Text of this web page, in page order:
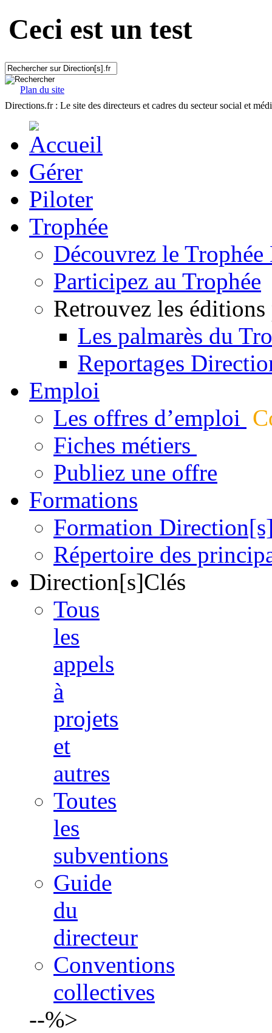
Ceci est un test
Plan du site
Directions.fr : Le site des directeurs et cadres du secteur social et
Gérer
Piloter
Trophée
Découvrez le
Participez au Trophée
Retrouvez les éditions
Les palmarès du
Reportages
Emploi
Les offres d’emploi
Fiches métiers
Publiez une offre
Formations
Formation
Répertoire des
Direction[s]Clés
Tous
les
appels
à
projets
et
autres
Toutes
les
subventions
Guide
du
directeur
Conventions
collectives
--%>